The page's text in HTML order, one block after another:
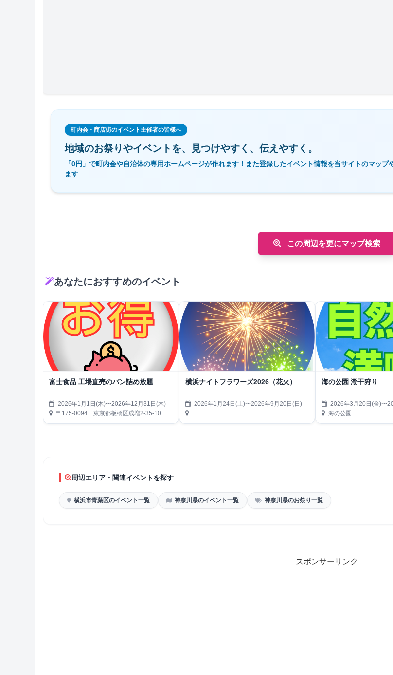
町内会・商店街のイベント主催者の皆様へ
地域のお祭りやイベントを、 見つけやすく、伝えやすく。
「0円」で町内会や自治体の専用ホームページが作れます！また登録したイベント情報を当サイトのマップ
ます
この周辺を更にマップ検索
あなたにおすすめのイベント
富士食品 工場直売のパン詰め放題
2026年1月1日(木)〜2026年12月31日(木)
〒175-0094 東京都板橋区成増2-35-10
横浜ナイトフラワーズ2026（花火）
2026年1月24日(土)〜2026年9月20日(日)
海の公園 潮干狩り
2026年3月20日(金)〜
海の公園
周辺エリア・関連イベントを探す
横浜市青葉区のイベント一覧 神奈川県のイベント一覧 神奈川県のお祭り一覧
スポンサーリンク